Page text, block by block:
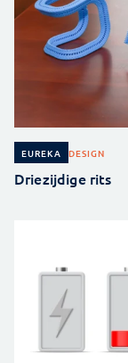
EUREKA DESIGN
Driezijdige rits